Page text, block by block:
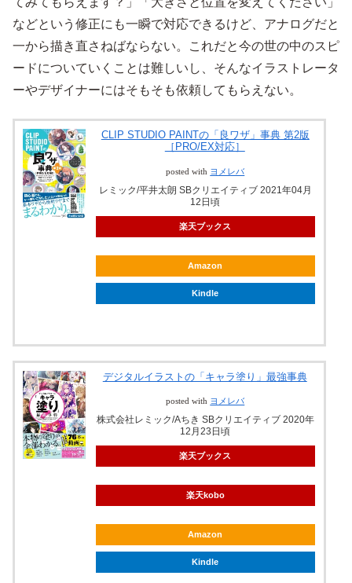
などという修正にも一瞬で対応できるけど、アナログだと
一から描き直さねばならない。これだと今の世の中のスピ
ードについていくことは難しいし、そんなイラストレータ
ーやデザイナーにはそもそも依頼してもらえない。
CLIP STUDIO PAINTの「良ワザ」事典 第2版
［PRO/EX対応］
posted with ヨメレバ
レミック/平井太朗 SBクリエイティブ 2021年04月
12日頃
楽天ブックス
Amazon
Kindle
デジタルイラストの「キャラ塗り」最強事典
posted with ヨメレバ
株式会社レミック/Aちき SBクリエイティブ 2020年
12月23日頃
楽天ブックス
楽天kobo
Amazon
Kindle